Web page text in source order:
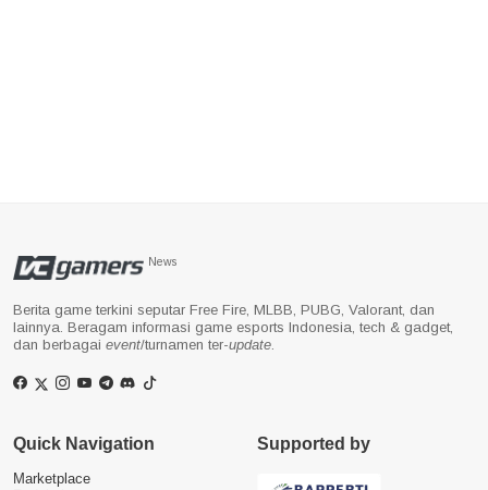
News
Berita game terkini seputar Free Fire, MLBB, PUBG, Valorant, dan
lainnya. Beragam informasi game esports Indonesia, tech & gadget,
dan berbagai event/turnamen ter-update
Quick Navigation
Marketplace
Supported by